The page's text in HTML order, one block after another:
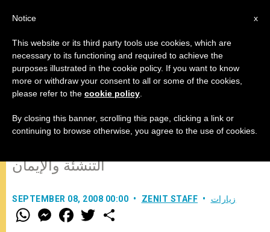
لا يمكن إنشاء عائلة دون استعداد، لأن
الحب لا يمكن ارتجاله
التنشئة والإيمان
SEPTEMBER 08, 2008 00:00 ZENIT STAFF زيارات
W
h
M
e
F
a w
x
Notice
This website or its third party tools use cookies, which are
necessary to its functioning and required to achieve the
purposes illustrated in the cookie policy. If you want to know
more or withdraw your consent to all or some of the cookies,
please refer to the cookie policy
By closing this banner, scrolling this page, clicking a link or
continuing to browse otherwise, you agree to the use of cookies.